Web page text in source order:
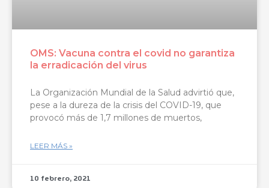
OMS: Vacuna contra el covid no garantiza
la erradicación del virus
La Organización Mundial de la Salud advirtió que,
pese a la dureza de la crisis del COVID-19, que
provocó más de 1,7 millones de muertos,
LEER MÁS »
10 febrero, 2021